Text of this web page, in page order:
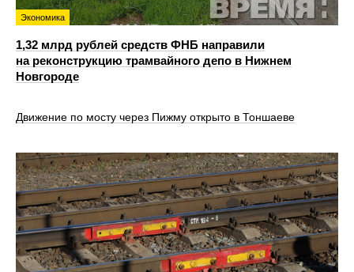
Экономика
1,32 млрд рублей средств ФНБ направили
на реконструкцию трамвайного депо в Нижнем
Новгороде
Движение по мосту через Пижму открыто в Тоншаеве